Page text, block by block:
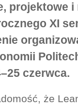
projektowe i
XI
czerwca.
że